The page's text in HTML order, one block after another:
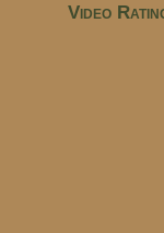
Video